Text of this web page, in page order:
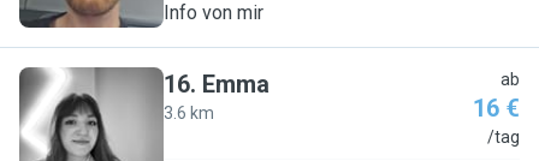
Info von mir
E
16. Emma
3.6 km
ab
16 €
/tag